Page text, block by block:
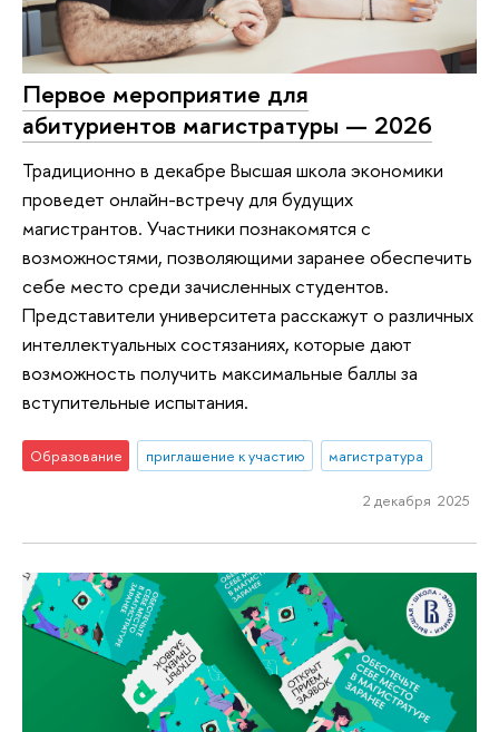
Первое мероприятие для
абитуриентов магистратуры — 2026
Традиционно в декабре Высшая школа экономики
проведет онлайн-встречу для будущих
магистрантов. Участники познакомятся с
возможностями, позволяющими заранее обеспечить
себе место среди зачисленных студентов.
Представители университета расскажут о различных
интеллектуальных состязаниях, которые дают
возможность получить максимальные баллы за
вступительные испытания.
Образование приглашение к участию магистратура
2 декабря 2025